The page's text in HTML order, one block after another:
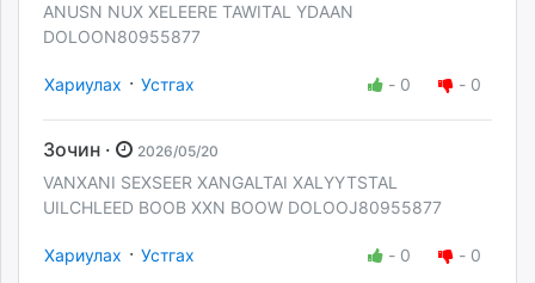
ANUSN NUX XELEERE TAWITAL YDAAN
DOLOON80955877
Хариулах · Устгах - 0 - 0
Зочин · 2026/05/20
VANXANI SEXSEER XANGALTAI XALYYTSTAL
UILCHLEED BOOB XXN BOOW DOLOOJ80955877
Хариулах · Устгах - 0 - 0